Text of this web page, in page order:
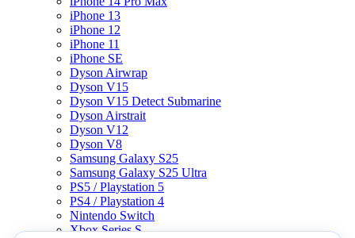
iPhone 13
iPhone 12
iPhone 11
iPhone SE
Dyson Airwrap
Dyson V15
Dyson V15 Detect Submarine
Dyson Airstrait
Dyson V12
Dyson V8
Samsung Galaxy S25
Samsung Galaxy S25 Ultra
PS5 / Playstation 5
PS4 / Playstation 4
Nintendo Switch
Xbox Series S